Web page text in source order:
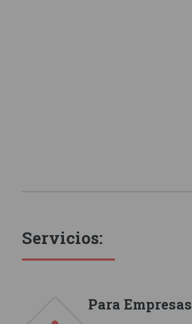
Servicios:
Para Empresas